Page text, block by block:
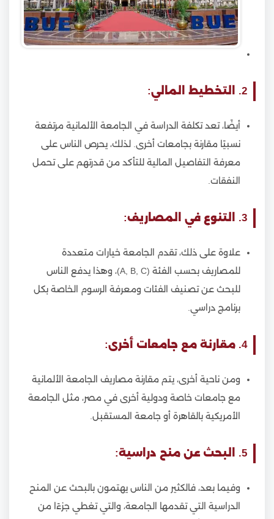
2. التخطيط المالي:
أيضًا، تعد تكلفة الدراسة في الجامعة الألمانية مرتفعة
نسبيًا مقارنة بجامعات أخرى. لذلك، يحرص الناس على
معرفة التفاصيل المالية للتأكد من قدرتهم على تحمل
النفقات.
3. التنوع في المصاريف:
علاوة على ذلك، تقدم الجامعة خيارات متعددة
للمصاريف بحسب الفئة (A, B, C)، وهذا يدفع الناس
للبحث عن تصنيف الفئات ومعرفة الرسوم الخاصة بكل
برنامج دراسي.
4. مقارنة مع جامعات أخرى:
ومن ناحية أخرى، يتم مقارنة مصاريف الجامعة الألمانية
مع جامعات خاصة ودولية أخرى في مصر، مثل الجامعة
الأمريكية بالقاهرة أو جامعة المستقبل.
5. البحث عن منح دراسية:
وفيما بعد، فالكثير من الناس يهتمون بالبحث عن المنح
الدراسية التي تقدمها الجامعة، والتي تغطي جزءًا من